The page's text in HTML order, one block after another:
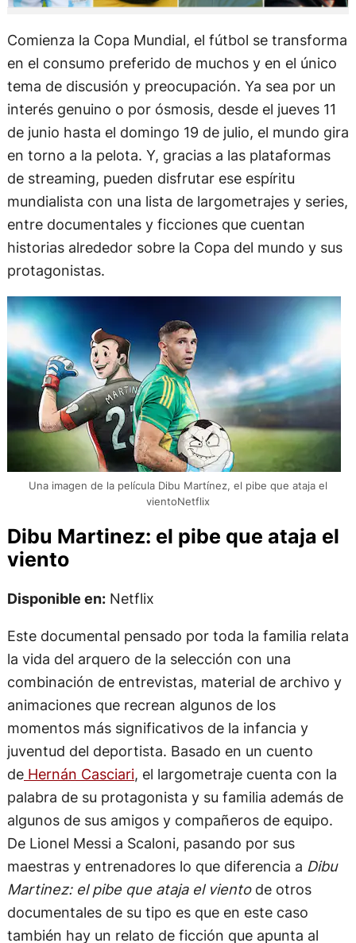
Comienza la Copa Mundial, el fútbol se transforma
en el consumo preferido de muchos y en el único
tema de discusión y preocupación. Ya sea por un
interés genuino o por ósmosis, desde el jueves 11
de junio hasta el domingo 19 de julio, el mundo gira
en torno a la pelota. Y, gracias a las plataformas
de streaming, pueden disfrutar ese espíritu
mundialista con una lista de largometrajes y series,
entre documentales y ficciones que cuentan
historias alrededor sobre la Copa del mundo y sus
protagonistas.
Una imagen de la película Dibu Martínez, el pibe que ataja el
vientoNetflix
Dibu Martinez: el pibe que ataja el
viento
Disponible en:Netflix
Este documental pensado por toda la familia relata
la vida del arquero de la selección con una
combinación de entrevistas, material de archivo y
animaciones que recrean algunos de los
momentos más significativos de la infancia y
juventud del deportista. Basado en un cuento
deHernán Casciari, el largometraje cuenta con la
palabra de su protagonista y su familia además de
algunos de sus amigos y compañeros de equipo.
De Lionel Messi a Scaloni, pasando por sus
maestras y entrenadores lo que diferencia a Dibu
Martinez: el pibe que ataja el vientode otros
documentales de su tipo es que en este caso
también hay un relato de ficción que apunta al